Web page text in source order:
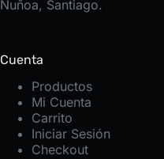
Ñuñoa, Santiago.
Cuenta
Productos
Mi Cuenta
Carrito
Iniciar Sesión
Checkout